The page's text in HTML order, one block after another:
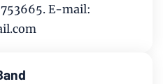
E-mail: